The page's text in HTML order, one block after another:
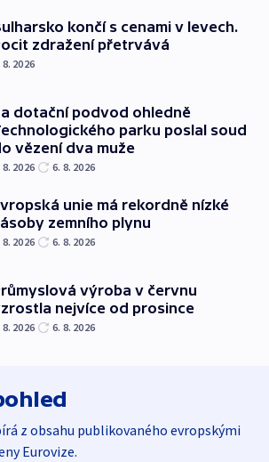
končí s cenami v levech.
zdražení přetrvává
8. 2026
dotační podvod ohledně
parku poslal soud
vězení dva muže
8. 2026 6. 8. 2026
unie má rekordně nízké
zemního plynu
8. 2026 6. 8. 2026
výroba v červnu
nejvíce od prosince
8. 2026 6. 8. 2026
z obsahu publikovaného evropskými
Eurovize.